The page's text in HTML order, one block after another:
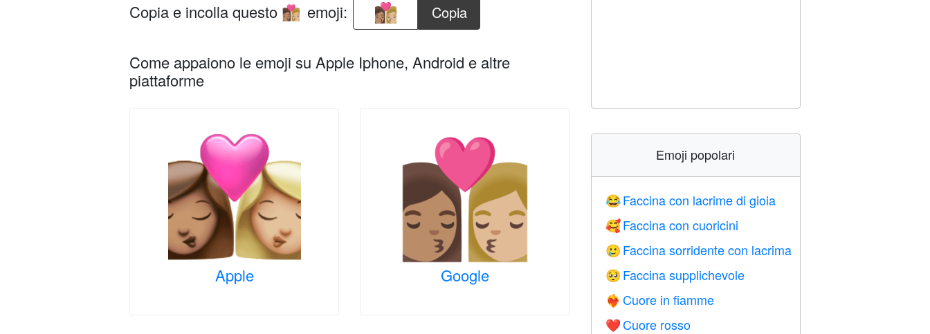
Copia e incolla questo 👩🏽‍❤️‍💋‍👩🏼 emoji: Copia
Come appaiono le emoji su Apple Iphone, Android e altre
piattaforme
Apple Google
Emoji popolari
😂 Faccina con lacrime di gioia
🥰 Faccina con cuoricini
🥲 Faccina sorridente con lacrima
🥺 Faccina supplichevole
❤️‍🔥 Cuore in fiamme
❤️ Cuore rosso